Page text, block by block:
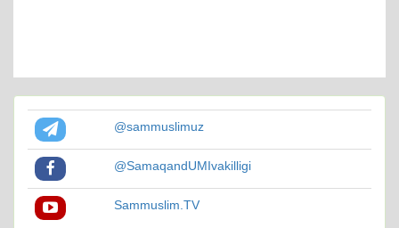
@sammuslimuz
@SamaqandUMIvakilligi
Sammuslim.TV